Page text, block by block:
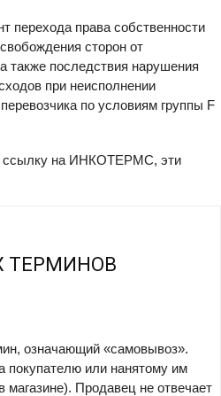
права собственности
сторон от
также последствия нарушения
при неисполнении
по условиям группы F
ссылку на ИНКОТЕРМС, эти
ТЕРМИНОВ
означающий «самовывоз».
покупателю или нанятому им
Продавец не отвечает